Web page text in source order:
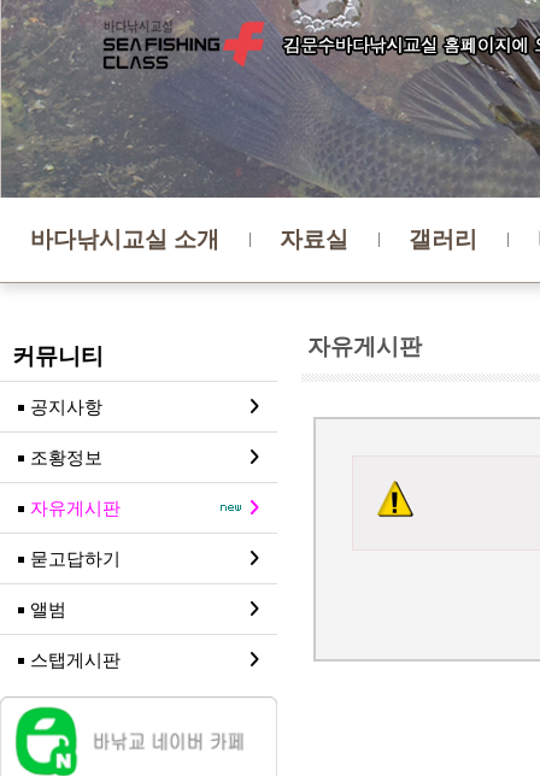
바다낚시교실 소개 자료실 갤러리
자유게시판
커뮤니티
공지사항
조황정보
자유게시판
묻고답하기
앨범
스탭게시판